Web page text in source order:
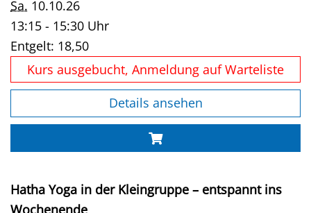
Sa. 10.10.26
13:15 - 15:30 Uhr
Entgelt: 18,50
Kurs ausgebucht, Anmeldung auf Warteliste
Details ansehen
Hatha Yoga in der Kleingruppe – entspannt ins
Wochenende